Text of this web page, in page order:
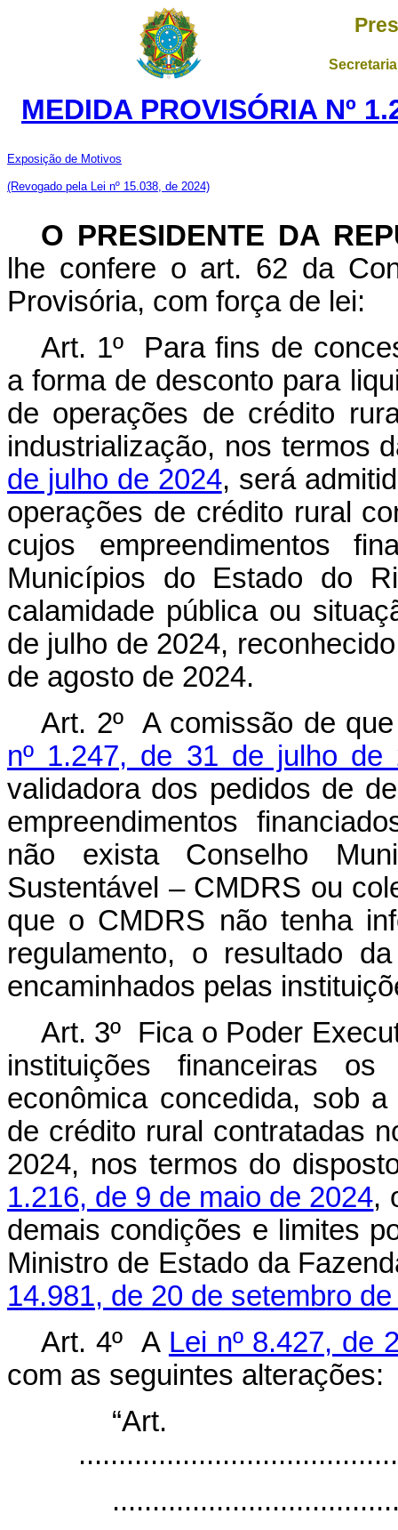
MEDIDA PROVISÓRIA Nº
Exposição de Motivos
(Revogado pela Lei nº 15.038, de 2024)
O PRESIDENTE DA
lhe confere o art. 62 da
Provisória, com força de lei:
Art. 1º Para fins de
a forma de desconto para
de operações de crédito
industrialização, nos termos
de julho de 2024, será
operações de crédito rural
cujos empreendimentos
Municípios do Estado do
calamidade pública ou
de julho de 2024,
de agosto de 2024.
Art. 2º A comissão de
nº 1.247, de 31 de julho de
validadora dos pedidos de
empreendimentos
não exista Conselho
Sustentável – CMDRS ou
que o CMDRS não tenha
regulamento, o resultado
encaminhados pelas
Art. 3º Fica o Poder
instituições financeiras
econômica concedida, sob
de crédito rural contratadas
2024, nos termos do
1.216, de 9 de maio de 2024,
demais condições e limites
Ministro de Estado da
14.981, de 20 de setembro
Art. 4º A Lei nº 8.427, de
com as seguintes alterações: